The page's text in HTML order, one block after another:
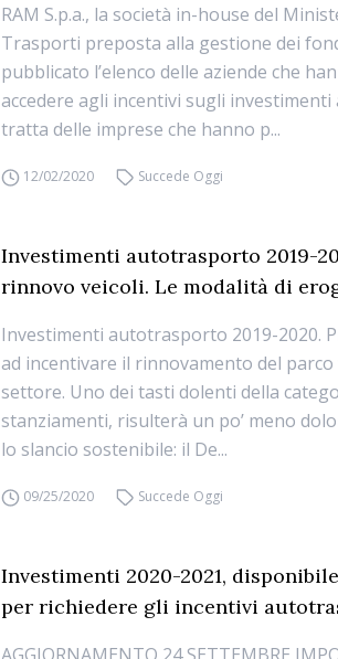
RAM S.p.a., la società in-house del
Trasporti preposta alla gestione dei
pubblicato l’elenco delle aziende che
accedere agli incentivi sugli
tratta delle imprese che hanno p...
12/02/2020 Succede Oggi
Investimenti autotrasporto 2019-
rinnovo veicoli. Le modalità di
Investimenti autotrasporto 2019-2020.
ad incentivare il rinnovamento del
settore. Uno dei tasti dolenti della
stanziamenti, risulterà un po’ meno
lo slancio sostenibile: il De...
09/25/2020 Succede Oggi
Investimenti 2020-2021,
per richiedere gli incentivi